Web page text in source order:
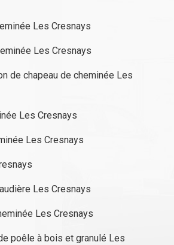
Les Cresnays
Les Cresnays
de chapeau de cheminée Les
Les Cresnays
Les Cresnays
Les Cresnays
Les Cresnays
poêle à bois et granulé Les